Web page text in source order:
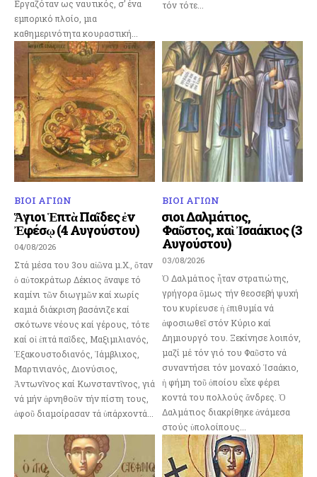
Εργαζόταν ως ναυτικός, σ’ ένα
εμπορικό πλοίο, μια
καθημερινότητα κουραστική...
τόν τότε...
ΒΙΟΙ ΑΓΙΩΝ
Ἅγιοι Ἑπτὰ Παῖδες ἐν
Ἐφέσῳ (4 Αυγούστου)
04/08/2026
Στά μέσα του 3ου αἰῶνα μ.Χ., ὅταν
ὁ αὐτοκράτωρ Δέκιος ἄναψε τό
καμίνι τῶν διωγμῶν καί χωρίς
καμιά διάκριση βασάνιζε καί
σκότωνε νέους καί γέρους, τότε
καί οἱ ἑπτά παῖδες, Μαξιμιλιανός,
Ἐξακουστοδιανός, Ἰάμβλιχος,
Μαρτινιανός, Διονύσιος,
Ἀντωνῖνος καί Κωνσταντῖνος, γιά
νά μήν ἀρνηθοῦν τήν πίστη τους,
ἀφοῦ διαμοίρασαν τά ὑπάρχοντά...
ΒΙΟΙ ΑΓΙΩΝ
Ὅσιοι Δαλμάτιος,
Φαῦστος, καὶ Ἰσαάκιος (3
Αυγούστου)
03/08/2026
Ὁ Δαλμάτιος ἦταν στρατιώτης,
γρήγορα ὅμως τήν θεοσεβή ψυχή
του κυρίευσε ἡ ἐπιθυμία νά
ἀφοσιωθεῖ στόν Κύριο καί
Δημιουργό του. Ξεκίνησε λοιπόν,
μαζί μέ τόν γιό του Φαῦστο νά
συναντήσει τόν μοναχό Ἰσαάκιο,
ἡ φήμη τοῦ ὁποίου εἶχε φέρει
κοντά του πολλούς ἄνδρες. Ὁ
Δαλμάτιος διακρίθηκε ἀνάμεσα
στούς ὑπολοίπους...